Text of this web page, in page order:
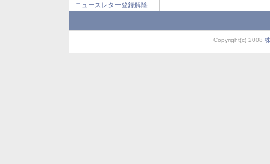
ニュースレター登録解除
Copyright(c) 2008